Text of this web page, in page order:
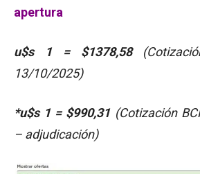
apertura
u$s 1 = $1378,58
13/10/2025)
*u$s 1 = $990,31(Cotización
– adjudicación)